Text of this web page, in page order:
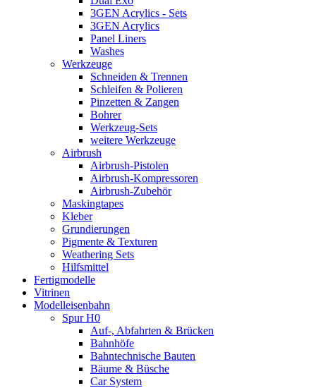
3GEN Acrylics - Sets
3GEN Acrylics
Panel Liners
Washes
Werkzeuge
Schneiden & Trennen
Schleifen & Polieren
Pinzetten & Zangen
Bohrer
Werkzeug-Sets
weitere Werkzeuge
Airbrush
Airbrush-Pistolen
Airbrush-Kompressoren
Airbrush-Zubehör
Maskingtapes
Kleber
Grundierungen
Pigmente & Texturen
Weathering Sets
Hilfsmittel
Fertigmodelle
Vitrinen
Modelleisenbahn
Spur H0
Auf-, Abfahrten & Brücken
Bahnhöfe
Bahntechnische Bauten
Bäume & Büsche
Car System